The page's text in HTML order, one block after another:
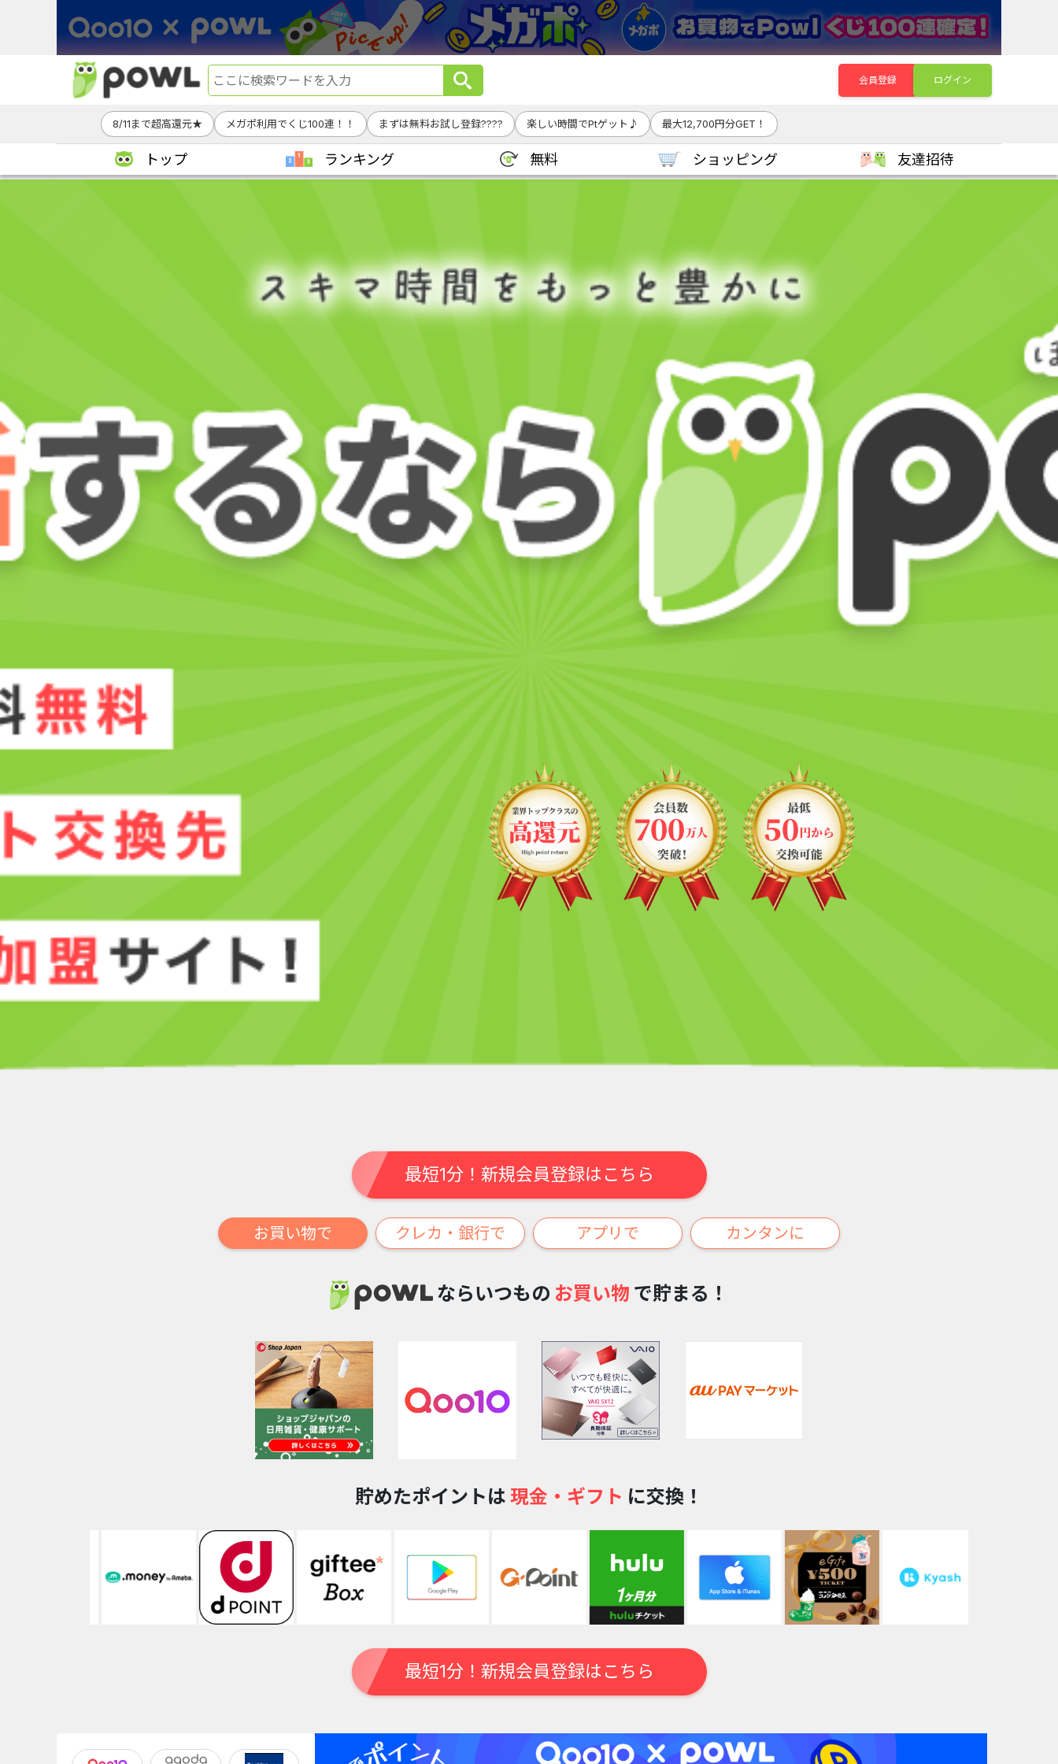
会員登録 ログイン
8/11まで超高還元★ メガポ利用でくじ100連！！ まずは無料お試し登録???? 楽しい時間でPtゲット♪ 最大12,700円分GET！
トップ ランキング 無料 ショッピング 友達招待
最短1分！新規会員登録はこちら
お買い物で クレカ・銀行で アプリで カンタンに
ならいつもの お買い物 で貯まる！
貯めたポイントは 現金・ギフト に交換！
最短1分！新規会員登録はこちら